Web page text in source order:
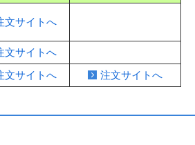
文サイトへ
文サイトへ
文サイトへ 注文サイトへ